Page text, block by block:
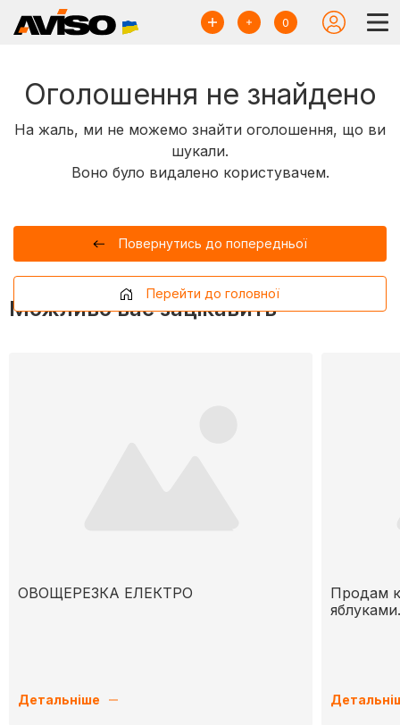
0
Оголошення не знайдено
На жаль, ми не можемо знайти оголошення, що ви
шукали.
Воно було видалено користувачем.
Повернутись до попередньої
Перейти до головної
Можливо вас зацікавить
ОВОЩЕРЕЗКА ЕЛЕКТРО
Детальніше
Продам